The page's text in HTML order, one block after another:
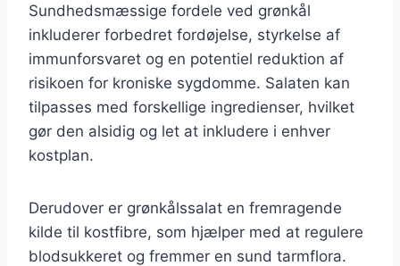
Sundhedsmæssige fordele ved grønkål
inkluderer forbedret fordøjelse, styrkelse af
immunforsvaret og en potentiel reduktion af
risikoen for kroniske sygdomme. Salaten kan
tilpasses med forskellige ingredienser, hvilket
gør den alsidig og let at inkludere i enhver
kostplan.
Derudover er grønkålssalat en fremragende
kilde til kostfibre, som hjælper med at regulere
blodsukkeret og fremmer en sund tarmflora.